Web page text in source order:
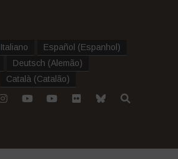
Italiano Español (Espanhol )
Deutsch (Alemão)
Català (Catalão)